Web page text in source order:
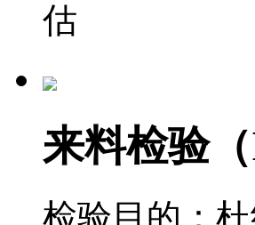
估
来料检验（
检验目的：